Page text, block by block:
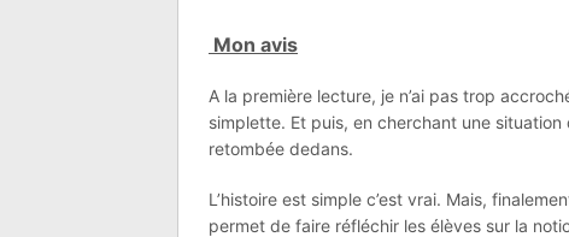
Mon avis
A la première lecture, je n’ai pas trop
simplette. Et puis, en cherchant une
retombée dedans.
L’histoire est simple c’est vrai. Mais,
permet de faire réfléchir les élèves sur la